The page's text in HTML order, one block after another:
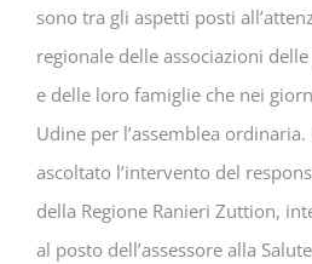
sono tra gli aspetti posti
regionale delle associazioni
e delle loro famiglie che nei
Udine per l’assemblea ordinaria.
ascoltato l’intervento del
della Regione Ranieri Zuttion,
al posto dell’assessore alla